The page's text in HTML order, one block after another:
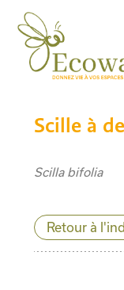
Scille à
Scilla bifolia
Retour à